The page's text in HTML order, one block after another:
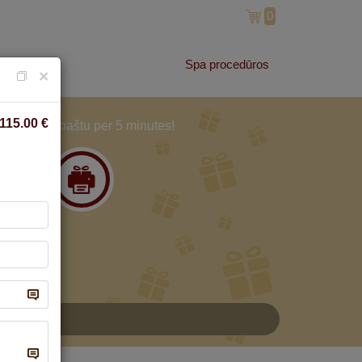
0
Spa procedūros
3 Ir gauk paštu per 5 minutes!
×
115.00 €